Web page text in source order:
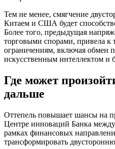
Тем не менее, смягчение
Китаем и США будет
Более того, предыдущая
торговыми спорами, привела к
ограничениям, включая обмен
искусственным интеллектом и
Где может
дальше
Оттепель повышает шансы на
Центре инноваций Банка
рамках финансовых
трансформировать